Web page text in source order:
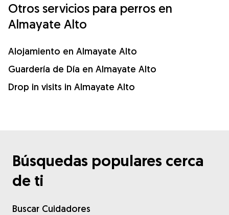
Otros servicios para perros en
Almayate Alto
Alojamiento en Almayate Alto
Guardería de Día en Almayate Alto
Drop in visits in Almayate Alto
Búsquedas populares cerca
de ti
Buscar Cuidadores